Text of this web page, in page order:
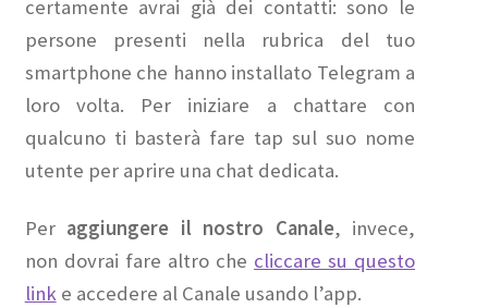
certamente avrai già dei contatti: sono le
persone presenti nella rubrica del tuo
smartphone che hanno installato Telegram a
loro volta. Per iniziare a chattare con
qualcuno ti basterà fare tap sul suo nome
utente per aprire una chat dedicata.
Per aggiungere il nostro Canale, invece,
non dovrai fare altro che cliccare su questo
linke accedere al Canale usando l’app.